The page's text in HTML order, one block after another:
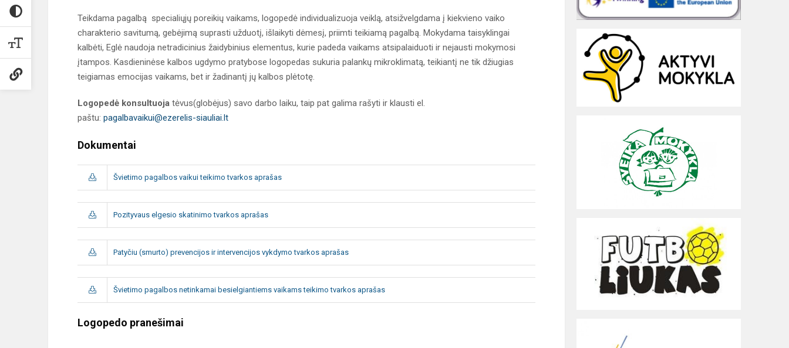
Teikdama pagalbą specialiųjų poreikių vaikams, logopedė individualizuoja veiklą, atsižvelgdama į kiekvieno vaiko
charakterio savitumą, gebėjimą suprasti užduotį, išlaikyti dėmesį, priimti teikiamą pagalbą. Mokydama taisyklingai
kalbėti, Eglė naudoja netradicinius žaidybinius elementus, kurie padeda vaikams atsipalaiduoti ir nejausti mokymosi
įtampos. Kasdieninėse kalbos ugdymo pratybose logopedas sukuria palankų mikroklimatą, teikiantį ne tik džiugias
teigiamas emocijas vaikams, bet ir žadinantį jų kalbos plėtotę.
Logopedė konsultuoja tėvus(globėjus) savo darbo laiku, taip pat galima rašyti ir klausti el.
paštu: pagalbavaikui@ezerelis-siauliai.lt
Dokumentai
Švietimo pagalbos vaikui teikimo tvarkos aprašas
Pozityvaus elgesio skatinimo tvarkos aprašas
Patyčiu (smurto) prevencijos ir intervencijos vykdymo tvarkos aprašas
Švietimo pagalbos netinkamai besielgiantiems vaikams teikimo tvarkos aprašas
Logopedo pranešimai